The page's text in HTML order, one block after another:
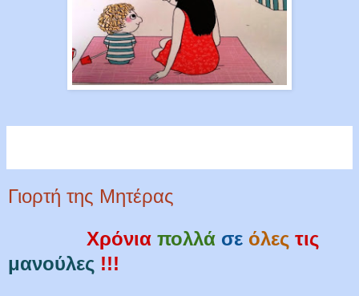
Γιορτή της Μητέρας
Χρόνια πολλά σε όλες τις
μανούλες !!!